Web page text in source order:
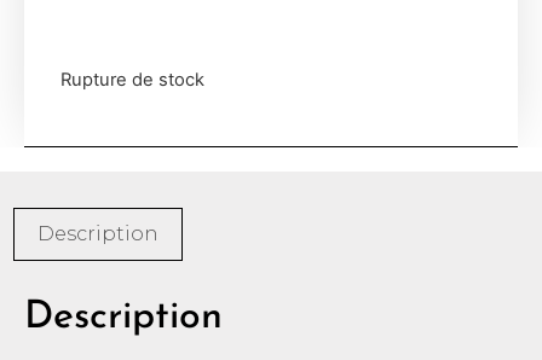
Rupture de stock
Description
Description